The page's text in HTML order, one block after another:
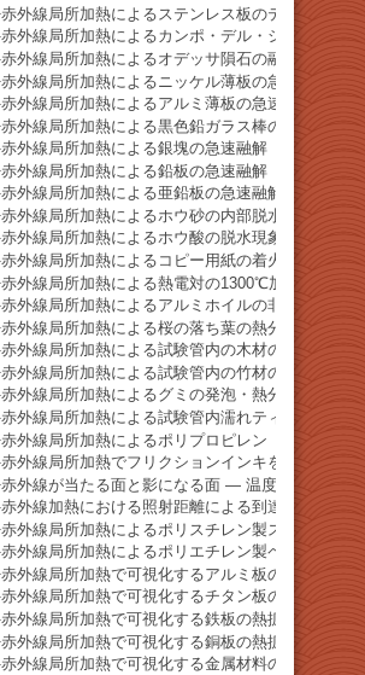
赤外線局所加熱によるステンレス板のテンパーカ
赤外線局所加熱によるカンポ・デル・シエロ隕石の
赤外線局所加熱によるオデッサ隕石の融解
赤外線局所加熱によるニッケル薄板の急速融解
赤外線局所加熱によるアルミ薄板の急速融解
赤外線局所加熱による黒色鉛ガラス棒の急速融解
赤外線局所加熱による銀塊の急速融解
赤外線局所加熱による鉛板の急速融解
赤外線局所加熱による亜鉛板の急速融解
赤外線局所加熱によるホウ砂の内部脱水現象
赤外線局所加熱によるホウ酸の脱水現象
赤外線局所加熱によるコピー用紙の着火挙動
赤外線局所加熱による熱電対の1300℃加熱デモ
赤外線局所加熱によるアルミホイルの非溶融加熱挙
赤外線局所加熱による桜の落ち葉の熱分解・発火挙
赤外線局所加熱による試験管内の木材の熱分解挙動
赤外線局所加熱による試験管内の竹材の熱分解挙動
赤外線局所加熱によるグミの発泡・熱分解挙動
赤外線局所加熱による試験管内濡れティッシュの
赤外線局所加熱によるポリプロピレン（PP）容器
赤外線局所加熱でフリクションインキを瞬時に消去
赤外線が当たる面と影になる面 ― 温度差を示す基
赤外線加熱における照射距離による到達温度の違い
赤外線局所加熱によるポリスチレン製スプーンの熱
赤外線局所加熱によるポリエチレン製ペットボト
赤外線局所加熱で可視化するアルミ板の熱拡散挙動
赤外線局所加熱で可視化するチタン板の熱拡散挙動
赤外線局所加熱で可視化する鉄板の熱拡散挙動
赤外線局所加熱で可視化する銅板の熱拡散挙動
赤外線局所加熱で可視化する金属材料の熱拡散比較